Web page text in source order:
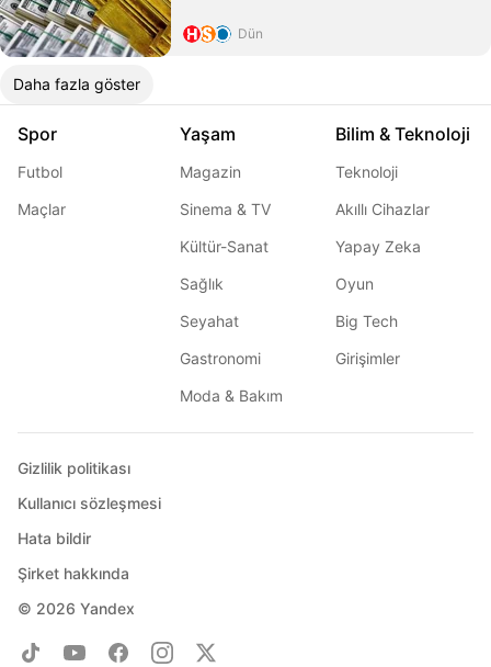
Dün
Daha fazla göster
Spor
Futbol
Maçlar
Yaşam
Magazin
Sinema & TV
Kültür-Sanat
Sağlık
Seyahat
Gastronomi
Moda & Bakım
Bilim & Teknoloji
Teknoloji
Akıllı Cihazlar
Yapay Zeka
Oyun
Big Tech
Girişimler
© 2026 Yandex
Gizlilik politikası
Kullanıcı sözleşmesi
Hata bildir
Şirket hakkında